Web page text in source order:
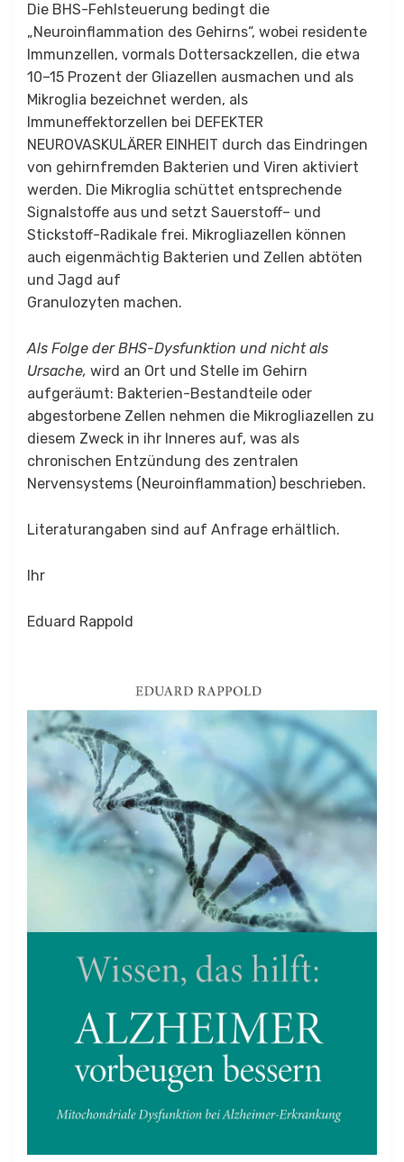
Die BHS-Fehlsteuerung bedingt die
„Neuroinflammation des Gehirns“, wobei residente
Immunzellen, vormals Dottersackzellen, die etwa
10–15 Prozent der Gliazellen ausmachen und als
Mikroglia bezeichnet werden, als
Immuneffektorzellen bei DEFEKTER
NEUROVASKULÄRER EINHEIT durch das Eindringen
von gehirnfremden Bakterien und Viren aktiviert
werden. Die Mikroglia schüttet entsprechende
Signalstoffe aus und setzt Sauerstoff– und
Stickstoff-Radikale frei. Mikrogliazellen können
auch eigenmächtig Bakterien und Zellen abtöten
und Jagd auf
Granulozyten machen.
Als Folge der BHS-Dysfunktion und nicht als
Ursache, wird an Ort und Stelle im Gehirn
aufgeräumt: Bakterien-Bestandteile oder
abgestorbene Zellen nehmen die Mikrogliazellen zu
diesem Zweck in ihr Inneres auf, was als
chronischen Entzündung des zentralen
Nervensystems (Neuroinflammation) beschrieben.
Literaturangaben sind auf Anfrage erhältlich.
Ihr
Eduard Rappold